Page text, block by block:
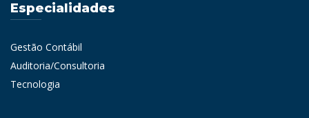
Especialidades
Gestão Contábil
Auditoria/Consultoria
Tecnologia